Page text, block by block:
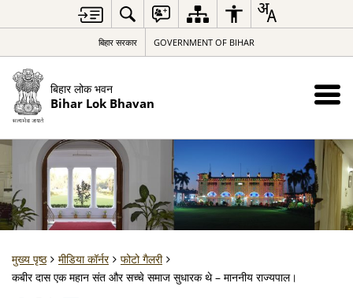
बिहार सरकार GOVERNMENT OF BIHAR
बिहार लोक भवन
Bihar Lok Bhavan
मुख्य पृष्ठ मीडिया कॉर्नर
फोटो गैलरी
कबीर दास एक महान संत और सच्चे समाज सुधारक थे – माननीय राज्यपाल।